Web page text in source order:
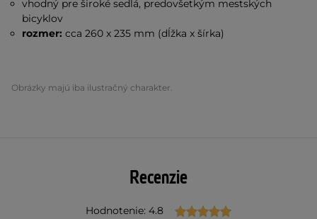
vhodný pre širokésedlá, predovšetkým mestských
bicyklov
rozmer: cca 260 x 235 mm (dĺžka x šírka)
Obrázky majú iba ilustračný charakter.
Recenzie
Hodnotenie: 4.8